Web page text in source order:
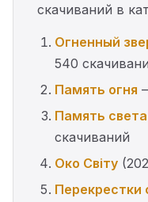
скачиваний в
Огненный
540
Память огня
Память света
скачиваний
Око Світу
Перекрестки